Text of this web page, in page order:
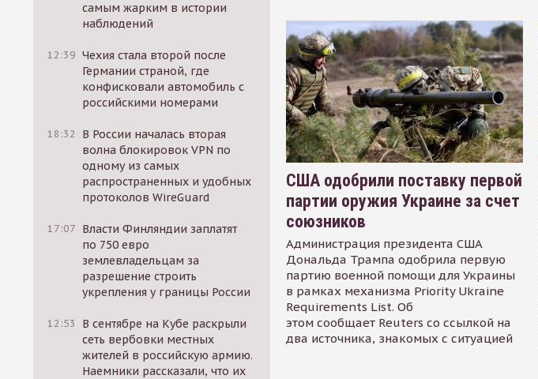
самым жарким в истории
наблюдений
12:39 Чехия стала второй после
Германии страной, где
конфисковали автомобиль с
российскими номерами
18:32
В России началась вторая
волна блокировок VPN по
одному из самых
распространенных и удобных
протоколов WireGuard
17:07 Власти Финляндии заплатят
по 750 евро
землевладельцам за
разрешение строить
укрепления у границы России
12:53
В сентябре на Кубе раскрыли
сеть вербовки местных
жителей в российскую армию.
Наемники рассказали, что их
США одобрили поставку первой
партии оружия Украине за счет
союзников
Администрация президента США
Дональда Трампа одобрила первую
партию военной помощи для Украины
в рамках механизма Priority Ukraine
Requirements List. Об
этом сообщает Reuters со ссылкой на
два источника, знакомых с ситуацией